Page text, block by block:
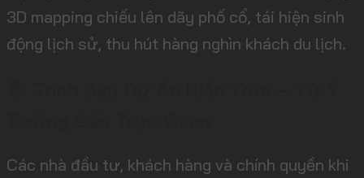
3D mapping chiếu lên dãy phố cổ, tái hiện sinh
động lịch sử, thu hút hàng nghìn khách du lịch.
Các nhà đầu tư, khách hàng và chính quyền khi